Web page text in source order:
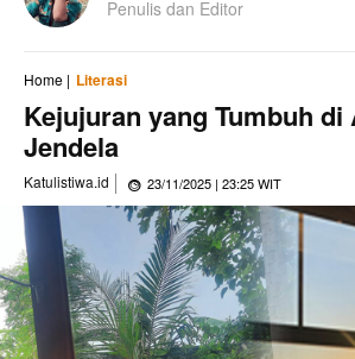
Penulis dan Editor
Home | Literasi
Kejujuran yang Tumbuh di
Jendela
Katulistiwa.id 23/11/2025 | 23:25 WIT